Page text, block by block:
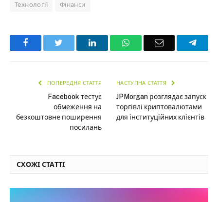
Технології Фінанси
Facebook LinkedInWhatsAppEmail
ПОПЕРЕДНЯ СТАТТЯ
Facebook тестує
обмеження на
безкоштовне поширення
посилань
НАСТУПНА СТАТТЯ
JPMorgan розглядає запуск
торгівлі криптовалютами
для інституційних клієнтів
СХОЖІ СТАТТІ